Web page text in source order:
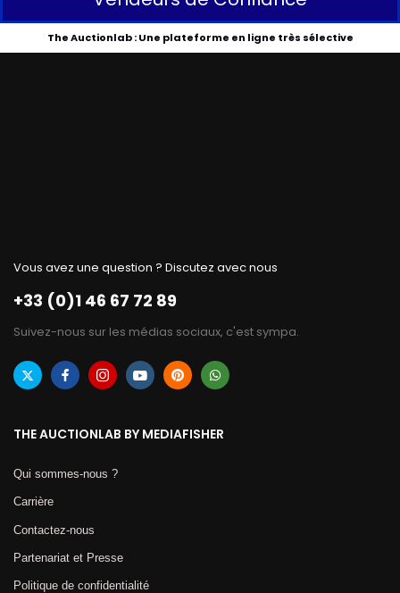
The Auctionlab : Une plateforme en ligne très sélective
Vous avez une question ? Discutez avec nous
+33 (0)1 46 67 72 89
Suivez-nous sur les médias sociaux, c'est sympa.
THE AUCTIONLAB BY MEDIAFISHER
Qui sommes-nous ?
Carrière
Contactez-nous
Partenariat et Presse
Politique de confidentialité